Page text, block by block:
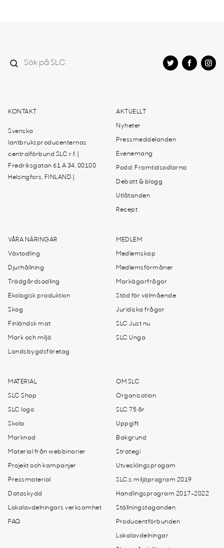
KONTAKT
Svenska
lantbruksproducenternas
centralförbund SLC r.f. |
Fredriksgatan 61 A 34, 00100
Helsingfors, FINLAND |
AKTUELLT
Nyheter
Pressmeddelanden
Evenemang
Podd: Framtidsodlarna
Debatt & blogg
Utlåtanden
Recept
VÅRA NÄRINGAR
Växtodling
Djurhållning
Trädgårdsodling
Ekologisk produktion
Skog
Finländsk mat
Mark och miljö
Landsbygdsföretag
MEDLEM
Medlemskap
Medlemsförmåner
Markägarfrågor
Stöd för välmående
Juridiska frågor
SLC Just nu
SLC Unga
MATERIAL
SLC Shop
SLC logo
Skola
Marknad
Material från webbinarier
Projekt och kampanjer
Pressmaterial
Dataskydd
Lokalavdelningars verksamhet
FAQ
OM SLC
Organisation
SLC 75 år
Uppgift
Bakgrund
Strategi
Utvecklingsprogam
SLC:s miljöprogram 2019
Handlingsprogram 2017-2022
Ställningstaganden
Producentförbunden
Lokalavdelningar